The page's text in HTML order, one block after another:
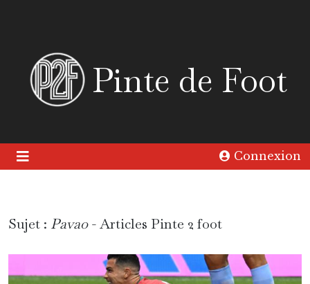
Pinte de Foot
Connexion
Sujet : Pavao- Articles Pinte 2 foot